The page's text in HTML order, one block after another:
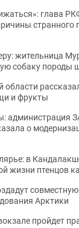
глава
странного
жительница
собаку породы
и фрукты
администрация
о
в
жизни птенцов
Арктики
пройдет